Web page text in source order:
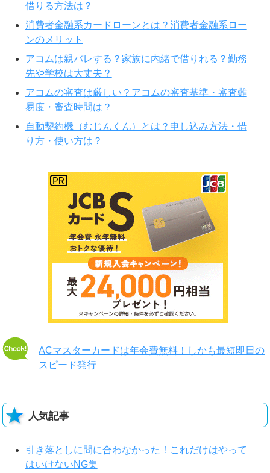
借りる方法は？
消費者金融系カードローンとは？消費者金融系ロー
ンのメリット
アコムは親バレする？家族に内緒で借りれる？勤務
先や学校は大丈夫？
アコムの審査は厳しい？アコムの審査基準・審査難
易度・審査時間は？
自動契約機（むじんくん）とは？申し込み方法・借
り方・使い方は？
ACマスターカードは年会費無料！しかも最短即日の
スピード発行
人気記事
引き落としに間に合わなかった！これだけはやって
はいけないNG集